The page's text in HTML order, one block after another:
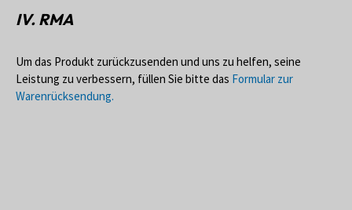
IV. RMA
Um das Produkt zurückzusenden und uns zu helfen, seine
Leistung zu verbessern, füllen Sie bitte das Formular zur
Warenrücksendung.